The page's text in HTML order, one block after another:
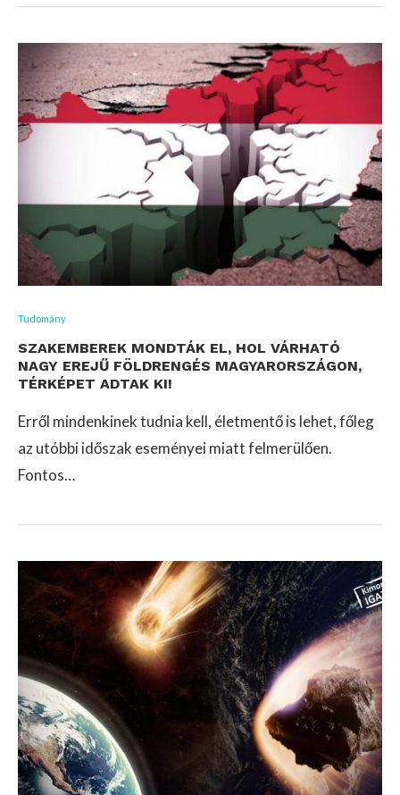
Tudomány
SZAKEMBEREK MONDTÁK EL, HOL VÁRHATÓ
NAGY EREJŰ FÖLDRENGÉS MAGYARORSZÁGON,
TÉRKÉPET ADTAK KI!
Erről mindenkinek tudnia kell, életmentő is lehet, főleg
az utóbbi időszak eseményei miatt felmerülően.
Fontos…